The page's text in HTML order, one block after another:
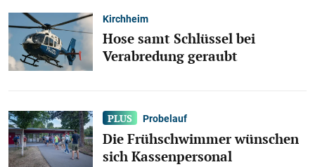
Kirchheim
Hose samt Schlüssel bei
Verabredung geraubt
Probelauf
Die Frühschwimmer wünschen
sich Kassenpersonal